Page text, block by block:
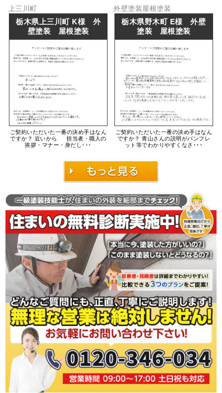
上三川町
栃木県上三川町 K様 外
壁塗装 屋根塗装
ご契約いただいた一番の決め手はなん
ですか？ 近いから 担当者・職人の
挨拶・マナー・身だし･･･
外壁塗装屋根塗装
栃木県野木町 E様 外壁
塗装 屋根塗装
ご契約いただいた一番の決め手はなん
ですか？ 青山さんの説明がパンフレ
ット等でわかりやすくなさ･･･